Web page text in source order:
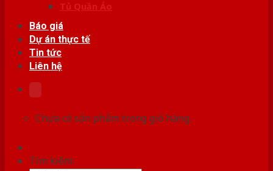
Tủ Quần Áo
Báo giá
Dự án thực tế
Tin tức
Liên hệ
Chưa có sản phẩm trong giỏ hàng.
Tìm kiếm: